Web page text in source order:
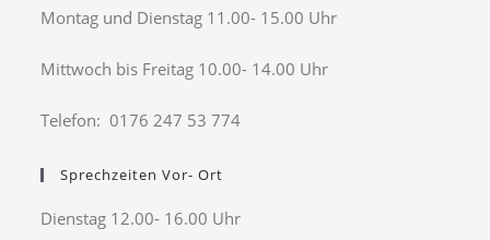
Montag und Dienstag 11.00- 15.00 Uhr
Mittwoch bis Freitag 10.00- 14.00 Uhr
Telefon: 0176 247 53 774
Sprechzeiten Vor- Ort
Dienstag 12.00- 16.00 Uhr